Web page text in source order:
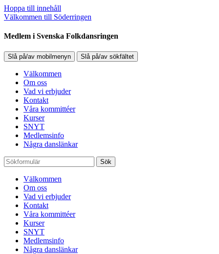
Hoppa till innehåll
Välkommen till Söderringen
Medlem i Svenska Folkdansringen
Slå på/av mobilmenyn Slå på/av sökfältet
Välkommen
Om oss
Vad vi erbjuder
Kontakt
Våra kommittéer
Kurser
SNYT
Medlemsinfo
Några danslänkar
Sök
Välkommen
Om oss
Vad vi erbjuder
Kontakt
Våra kommittéer
Kurser
SNYT
Medlemsinfo
Några danslänkar